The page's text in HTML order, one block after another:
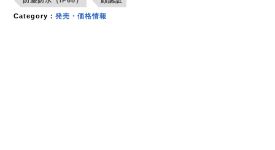
Category：発売・価格情報